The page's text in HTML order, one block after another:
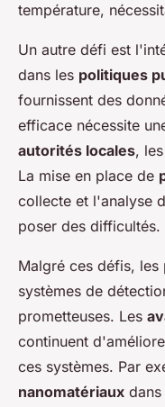
température,
Un autre défi est
dans les politiques
fournissent des
efficace nécessite
autorités locales,
La mise en place de
collecte et l'analyse
poser des difficultés.
Malgré ces défis,
systèmes de
prometteuses. Les
continuent
ces systèmes. Par
nanomatériaux